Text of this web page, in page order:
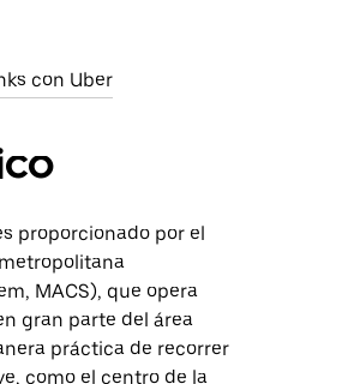
con Uber
proporcionado por el
MACS), que opera
gran parte del área
práctica de recorrer
como el centro de la